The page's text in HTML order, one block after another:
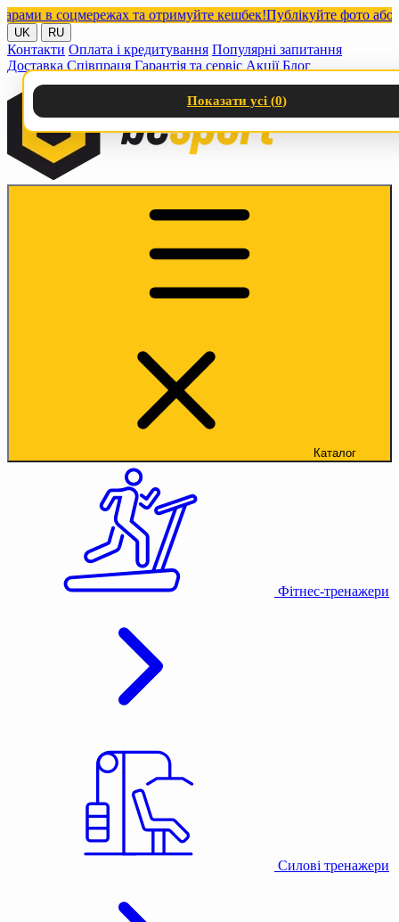
в соцмережах та отримуйте кешбек!Публікуйте фото або
UK RU
Контакти Оплата і кредитування Популярні запитання
Доставка Співпраця Гарантія та сервіс Акції Блог
Каталог
Фітнес-тренажери
Силові тренажери
Показати усі (0)